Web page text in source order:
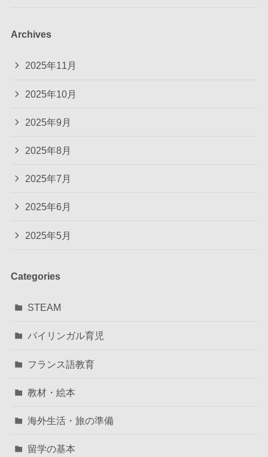
Archives
2025年11月
2025年10月
2025年9月
2025年8月
2025年7月
2025年6月
2025年5月
Categories
STEAM
バイリンガル育児
フランス語教育
教材・絵本
海外生活・旅の準備
留学の基本